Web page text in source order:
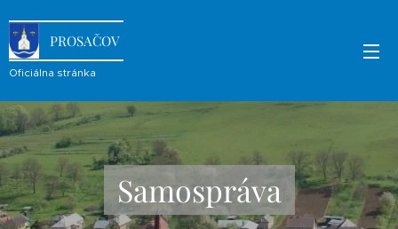
PROSAČOV
Oficiálna stránka
Samospráva